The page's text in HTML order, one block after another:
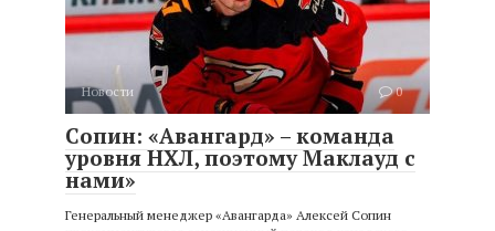
Новости 0
Сопин: «Авангард» – команда
уровня НХЛ, поэтому Маклауд с
нами»
Генеральный менеджер «Авангарда» Алексей Сопин